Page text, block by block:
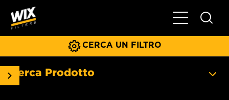
Menu
CERCA UN FILTRO
Cerca Prodotto